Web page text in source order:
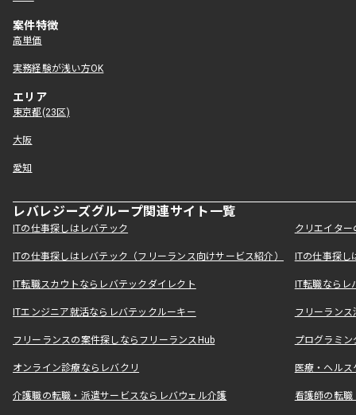
案件特徴
高単価
実務経験が浅い方OK
エリア
東京都(23区)
大阪
愛知
レバレジーズグループ関連サイト一覧
ITの仕事探しはレバテック クリエイタ
ITの仕事探しはレバテック（フリーランス向けサービス紹介） ITの仕事探
IT転職スカウトならレバテックダイレクト IT転職なら
ITエンジニア就活ならレバテックルーキー フリーラン
フリーランスの案件探しならフリーランスHub プログラミ
オンライン診療ならレバクリ 医療・ヘル
介護職の転職・派遣サービスならレバウェル介護 看護師の転